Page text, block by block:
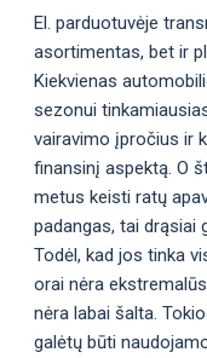
El. parduotuvėje
asortimentas, bet ir
Kiekvienas
sezonui
vairavimo įpročius ir
finansinį aspektą. O
metus keisti ratų
padangas, tai drąsiai
Todėl, kad jos tinka
orai nėra
nėra labai šalta.
galėtų būti